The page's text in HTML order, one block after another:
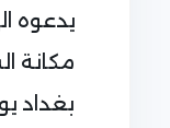
يدعوه
مكانة
بغداد